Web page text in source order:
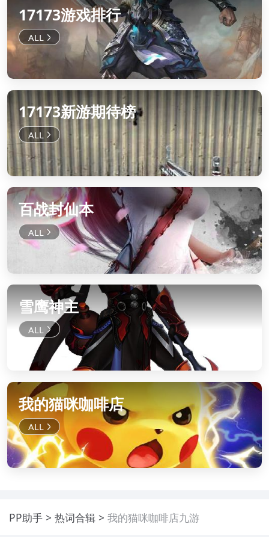
17173游戏排行
17173新游期待榜
百战封仙本
雪鹰神主
我的猫咪咖啡店
PP助手 热词合辑 我的猫咪咖啡店九游